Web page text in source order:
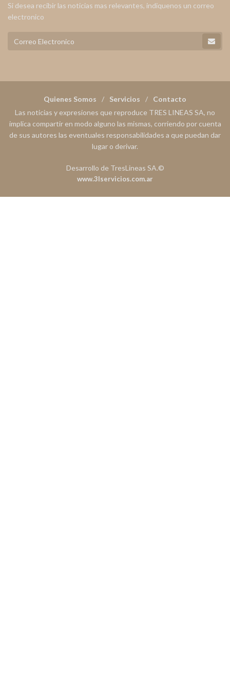
Si desea recibir las noticias mas relevantes, indiquenos un correo
electronico
Quienes Somos Servicios
Contacto
Las noticias y expresiones que reproduce TRES LINEAS SA, no
implica compartir en modo alguno las mismas, corriendo por cuenta
de sus autores las eventuales responsabilidades a que puedan dar
lugar o derivar.
Desarrollo de TresLineas SA.©
www.3lservicios.com.ar